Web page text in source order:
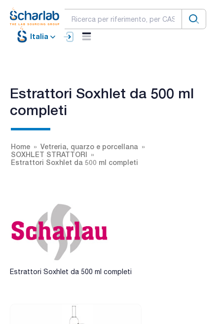
Italia
Estrattori Soxhlet da 500 ml
completi
Home
Vetreria, quarzo e porcellana
SOXHLET STRATTORI
Estrattori Soxhlet da 500 ml completi
Estrattori Soxhlet da 500 ml completi